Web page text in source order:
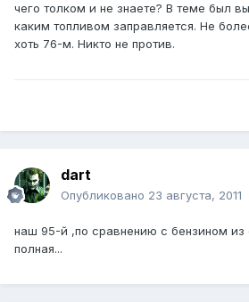
чего толком и не знаете? В теме был
каким топливом заправляется. Не
хоть 76-м. Никто не против.
dart
Опубликовано 23 августа, 2011
наш 95-й ,по сравнению с бензином из
полная...